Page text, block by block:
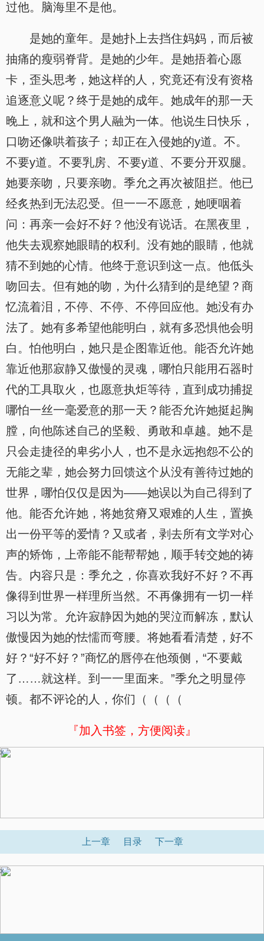
过他。脑海里不是他。
是她的童年。是她扑上去挡住妈妈，而后被
抽痛的瘦弱脊背。是她的少年。是她捂着心愿
卡，歪头思考，她这样的人，究竟还有没有资格
追逐意义呢？终于是她的成年。她成年的那一天
晚上，就和这个男人融为一体。他说生日快乐，
口吻还像哄着孩子；却正在入侵她的y道。不。
不要y道。不要乳房、不要y道、不要分开双腿。
她要亲吻，只要亲吻。季允之再次被阻拦。他已
经炙热到无法忍受。但一一不愿意，她哽咽着
问：再亲一会好不好？他没有说话。在黑夜里，
他失去观察她眼睛的权利。没有她的眼睛，他就
猜不到她的心情。他终于意识到这一点。他低头
吻回去。但有她的吻，为什么猜到的是绝望？商
忆流着泪，不停、不停、不停回应他。她没有办
法了。她有多希望他能明白，就有多恐惧他会明
白。怕他明白，她只是企图靠近他。能否允许她
靠近他那寂静又傲慢的灵魂，哪怕只能用石器时
代的工具取火，也愿意执炬等待，直到成功捕捉
哪怕一丝一毫爱意的那一天？能否允许她挺起胸
膛，向他陈述自己的坚毅、勇敢和卓越。她不是
只会走捷径的卑劣小人，也不是永远抱怨不公的
无能之辈，她会努力回馈这个从没有善待过她的
世界，哪怕仅仅是因为——她误以为自己得到了
他。能否允许她，将她贫瘠又艰难的人生，置换
出一份平等的爱情？又或者，剥去所有文学对心
声的矫饰，上帝能不能帮帮她，顺手转交她的祷
告。内容只是：季允之，你喜欢我好不好？不再
像得到世界一样理所当然。不再像拥有一切一样
习以为常。允许寂静因为她的哭泣而解冻，默认
傲慢因为她的怯懦而弯腰。将她看看清楚，好不
好？“好不好？”商忆的唇停在他颈侧，“不要戴
了……就这样。到一一里面来。”季允之明显停
顿。都不评论的人，你们（（（（
『加入书签，方便阅读』
x
上一章 目录 下一章
x